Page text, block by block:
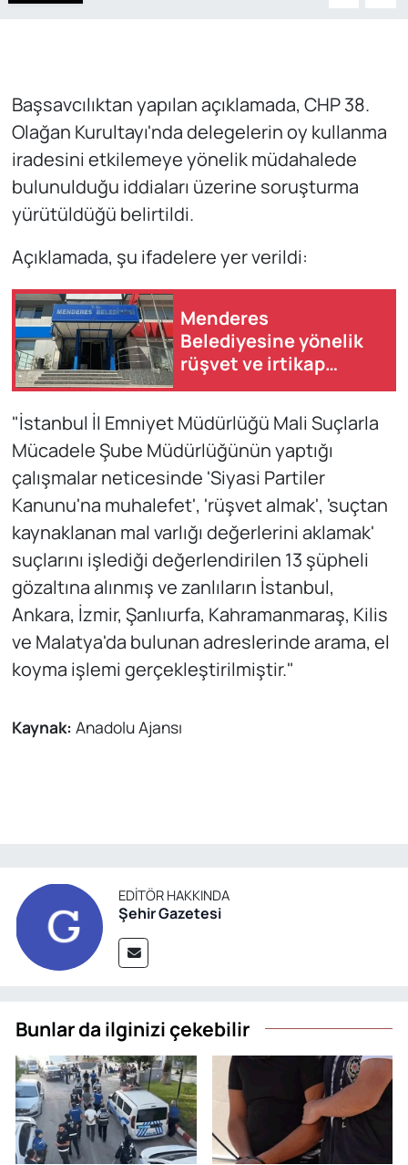
Başsavcılıktan yapılan açıklamada, CHP 38.
Olağan Kurultayı'nda delegelerin oy kullanma
iradesini etkilemeye yönelik müdahalede
bulunulduğu iddiaları üzerine soruşturma
yürütüldüğü belirtildi.
Açıklamada, şu ifadelere yer verildi:
Menderes
Belediyesine yönelik
rüşvet ve irtikap
soruşturmasında 13
alındı
"İstanbul İl Emniyet Müdürlüğü Mali Suçlarla
Mücadele Şube Müdürlüğünün yaptığı
çalışmalar neticesinde 'Siyasi Partiler
Kanunu'na muhalefet', 'rüşvet almak', 'suçtan
kaynaklanan mal varlığı değerlerini aklamak'
suçlarını işlediği değerlendirilen 13 şüpheli
gözaltına alınmış ve zanlıların İstanbul,
Ankara, İzmir, Şanlıurfa, Kahramanmaraş, Kilis
ve Malatya'da bulunan adreslerinde arama, el
koyma işlemi gerçekleştirilmiştir."
Kaynak: Anadolu Ajansı
EDITÖR HAKKINDA
Şehir Gazetesi
Bunlar da ilginizi çekebilir